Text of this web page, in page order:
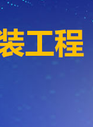
维盟）
免费看大片
高清摄像头
免费看大片
硬盘录像机
机房周边弱